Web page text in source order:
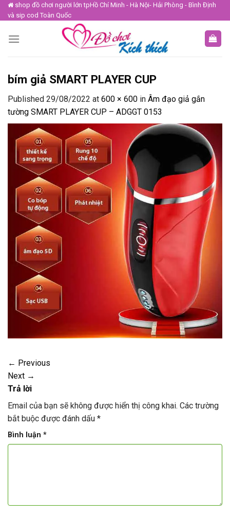
Skip
to
shop đồ chơi người lớn tpHồ Chí Minh - Hà Nội- Hải Phòng - Bình Định
và sip cod Toàn Quốc
bím giả SMART PLAYER CUP
Published 29/08/2022 at 600 × 600 in Âm đạo giả gắn
tường SMART PLAYER CUP – ADGGT 0153
← Previous
Next →
Trả lời
Email của bạn sẽ không được hiển thị công khai. Các trường
bắt buộc được đánh dấu *
Bình luận *